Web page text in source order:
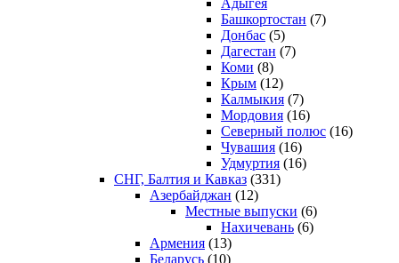
Башкортостан (7)
Донбас (5)
Дагестан (7)
Коми (8)
Крым (12)
Калмыкия (7)
Мордовия (16)
Северный полюс (16)
Чувашия (16)
Удмуртия (16)
СНГ, Балтия и Кавказ (331)
Азербайджан (12)
Местные выпуски (6)
Нахичевань (6)
Армения (13)
Беларусь (10)